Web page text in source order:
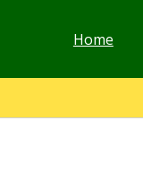
Home